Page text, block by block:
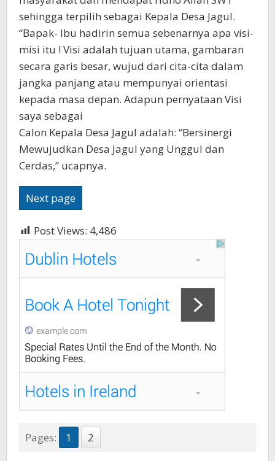
sehingga terpilih sebagai Kepala Desa Jagul.
“Bapak- Ibu hadirin semua sebenarnya apa visi-
misi itu ! Visi adalah tujuan utama, gambaran
secara garis besar, wujud dari cita-cita dalam
jangka panjang atau mempunyai orientasi
kepada masa depan. Adapun pernyataan Visi
saya sebagai
Calon Kepala Desa Jagul adalah: “Bersinergi
Mewujudkan Desa Jagul yang Unggul dan
Cerdas,” ucapnya.
Next page
Post Views: 4,486
Pages: 1 2